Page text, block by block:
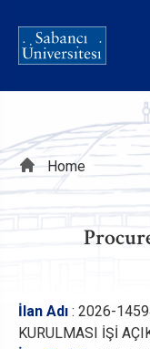
Home
İlan Adı : 2026-
KURULMASI İŞİ